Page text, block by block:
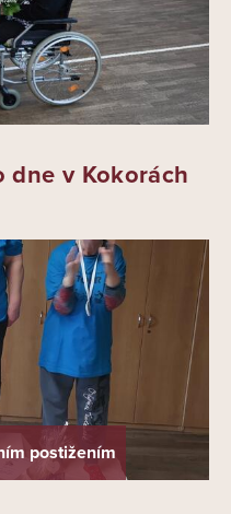
v Kokorách
postižením